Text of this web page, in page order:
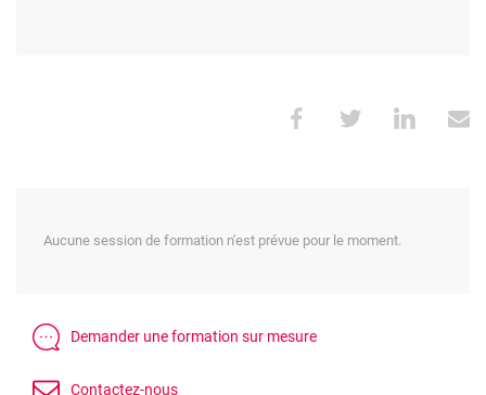
Aucune session de formation n'est prévue pour le moment.